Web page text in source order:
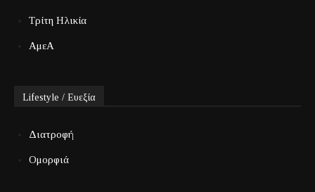
Τρίτη Ηλικία
ΑμεΑ
Lifestyle / Ευεξία
Διατροφή
Ομορφιά